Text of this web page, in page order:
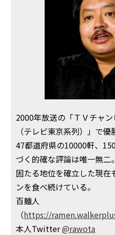
2000年放送の「ＴＶチャ
（テレビ東京系列）」で
47都道府県の10000軒、
づく的確な評論は唯一無
固たる地位を確立した現在
ンを食べ続けている。
百麺人
（https://
本人Twitter@rawota